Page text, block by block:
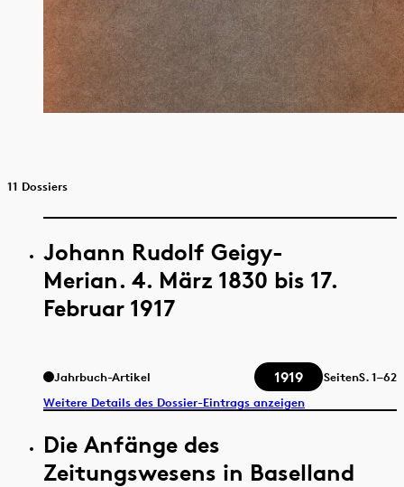
11 Dossiers
Johann Rudolf Geigy-
Merian. 4. März 1830 bis 17.
Februar 1917
Jahrbuch-Artikel 1919 SeitenS.1–62
Weitere Details des Dossier-Eintrags anzeigen
Die Anfänge des
Zeitungswesens in Baselland